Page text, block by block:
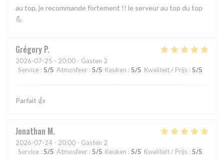
au top, je recommande fortement !! le serveur au top du top
💪
Grégory P
2026-07-25 - 20:00 - Gasten 2
Service : 5/5 Atmosfeer : 5/5 Keuken : 5/5 Kwaliteit / Prijs : 5/5
Parfait 👍
Jonathan M
2026-07-24 - 20:00 - Gasten 2
Service : 5/5 Atmosfeer : 5/5 Keuken : 5/5 Kwaliteit / Prijs : 5/5